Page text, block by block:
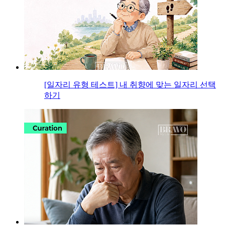
[일자리 유형 테스트] 내 취향에 맞는 일자리 선택
하기